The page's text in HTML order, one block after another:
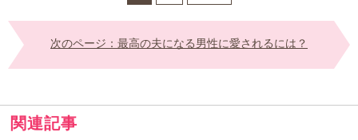
次のページ：最高の夫になる男性に愛されるには？
関連記事